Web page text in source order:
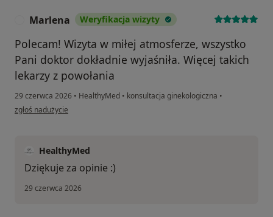
Marlena Weryfikacja wizyty
Polecam! Wizyta w miłej atmosferze, wszystko
Pani doktor dokładnie wyjaśniła. Więcej takich
lekarzy z powołania
29 czerwca 2026 • HealthyMed • konsultacja ginekologiczna •
w opinii użytkownika Marlena
zgłoś nadużycie
HealthyMed
Dziękuje za opinie :)
29 czerwca 2026